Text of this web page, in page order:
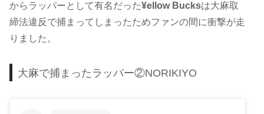
からラッパーとして有名だった¥ellow Bucksは大麻取
締法違反で捕まってしまったためファンの間に衝撃が走
りました。
大麻で捕まったラッパー②NORIKIYO